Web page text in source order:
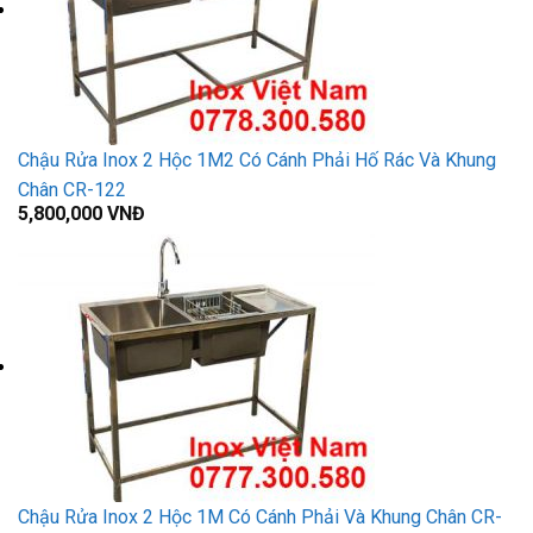
Chậu Rửa Inox 2 Hộc 1M2 Có Cánh Phải Hố Rác Và Khung
Chân CR-122
5,800,000 VNĐ
Chậu Rửa Inox 2 Hộc 1M Có Cánh Phải Và Khung Chân CR-